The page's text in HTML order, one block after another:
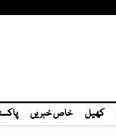
کھیل خاص خبریں